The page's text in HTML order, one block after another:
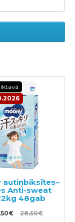
autiņbiksītes–
Anti-sweat
48gab
28.50€